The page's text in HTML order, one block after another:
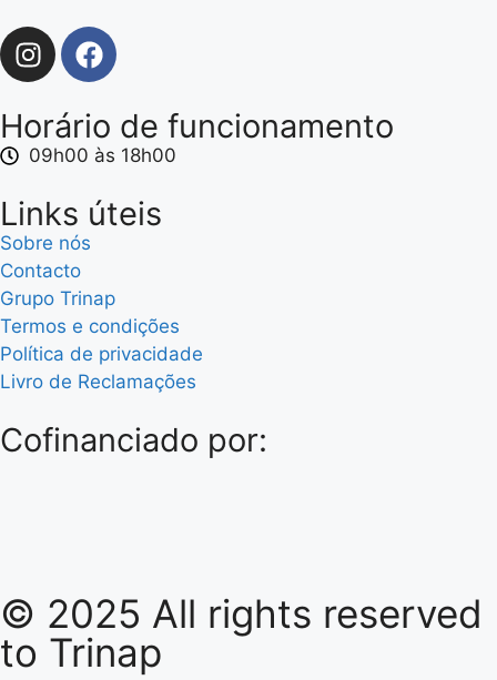
Horário de funcionamento
09h00 às 18h00
Links úteis
Sobre nós
Contacto
Grupo Trinap
Termos e condições
Política de privacidade
Livro de Reclamações
Cofinanciado por:
© 2025 All rights reserved
to Trinap